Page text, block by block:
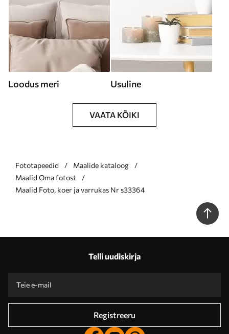
Loodus meri Usuline
VAATA KÕIKI
Fototapeedid
Maalide kataloog
Maalid Oma fotost
Maalid Foto, koer ja varrukas Nr s33364
Telli uudiskirja
Registreeru